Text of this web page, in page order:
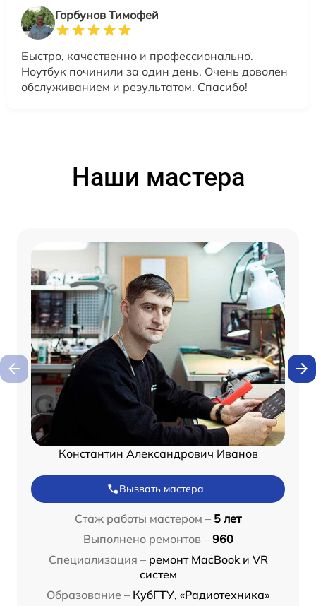
Горбунов Тимофей
Быстро, качественно и профессионально.
Ноутбук починили за один день. Очень доволен
обслуживанием и результатом. Спасибо!
Наши мастера
Константин Александрович Иванов
Вызвать мастера
Стаж работы мастером – 5 лет
Выполнено ремонтов – 960
Специализация – ремонт MacBook и VR
систем
Образование – КубГТУ, «Радиотехника»